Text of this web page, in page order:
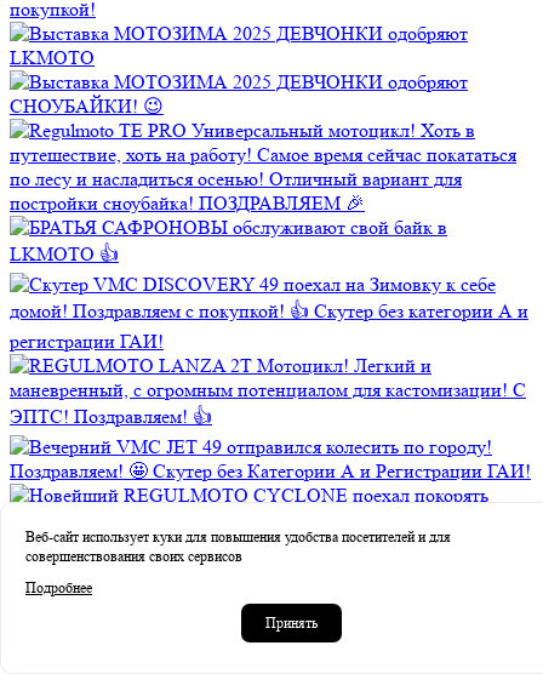
Веб-сайт использует куки для повышения удобства посетителей и для
совершенствования своих сервисов
Подробнее
Принять